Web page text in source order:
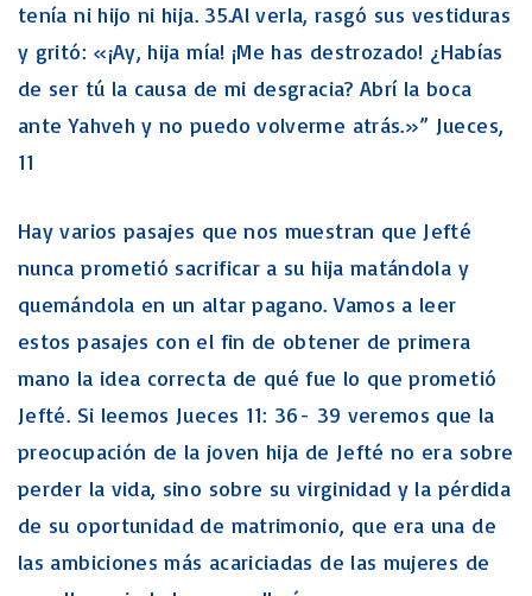
tenía ni hijo ni hija. 35.Al verla, rasgó sus vestiduras
y gritó: «¡Ay, hija mía! ¡Me has destrozado! ¿Habías
de ser tú la causa de mi desgracia? Abrí la boca
ante Yahveh y no puedo volverme atrás.»” Jueces,
11
Hay varios pasajes que nos muestran que Jefté
nunca prometió sacrificar a su hija matándola y
quemándola en un altar pagano. Vamos a leer
estos pasajes con el fin de obtener de primera
mano la idea correcta de qué fue lo que prometió
Jefté. Si leemos Jueces 11: 36- 39 veremos que la
preocupación de la joven hija de Jefté no era sobre
perder la vida, sino sobre su virginidad y la pérdida
de su oportunidad de matrimonio, que era una de
las ambiciones más acariciadas de las mujeres de